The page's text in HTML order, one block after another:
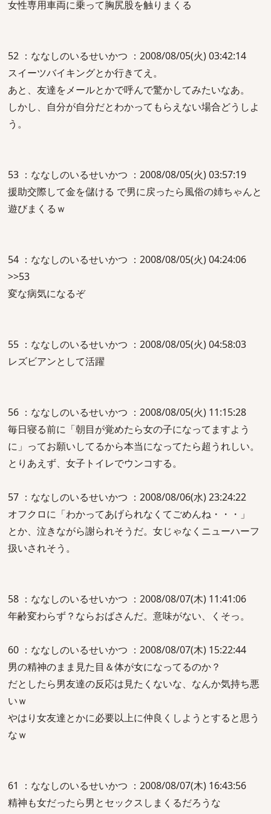
女性専用車両に乗って胸尻股を触りまくる
52 ：ななしのいるせいかつ ：2008/08/05(火) 03:42:14
スイーツバイキングとか行きてえ。
あと、友達をメールとかで呼んで驚かしてみたいなあ。
しかし、自分が自分だとわかってもらえない場合どうしよ
う。
53 ：ななしのいるせいかつ ：2008/08/05(火) 03:57:19
援助交際して金を儲ける で男に戻ったら風俗の姉ちゃんと
遊びまくるｗ
54 ：ななしのいるせいかつ ：2008/08/05(火) 04:24:06
>>53
変な病気になるぞ
55 ：ななしのいるせいかつ ：2008/08/05(火) 04:58:03
レズビアンとして活躍
56 ：ななしのいるせいかつ ：2008/08/05(火) 11:15:28
毎日寝る前に「朝目が覚めたら女の子になってますよう
に」ってお願いしてるから本当になってたら超うれしい。
とりあえず、女子トイレでウンコする。
57 ：ななしのいるせいかつ ：2008/08/06(水) 23:24:22
オフクロに「わかってあげられなくてごめんね・・・」
とか、泣きながら謝られそうだ。女じゃなくニューハーフ
扱いされそう。
58 ：ななしのいるせいかつ ：2008/08/07(木) 11:41:06
年齢変わらず？ならおばさんだ。意味がない、くそっ。
60 ：ななしのいるせいかつ ：2008/08/07(木) 15:22:44
男の精神のまま見た目＆体が女になってるのか？
だとしたら男友達の反応は見たくないな、なんか気持ち悪
いｗ
やはり女友達とかに必要以上に仲良くしようとすると思う
なｗ
61 ：ななしのいるせいかつ ：2008/08/07(木) 16:43:56
精神も女だったら男とセックスしまくるだろうな